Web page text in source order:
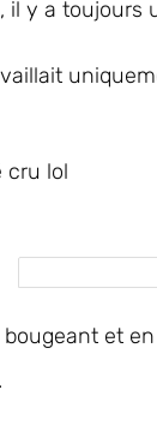
il y a toujours
cru lol
et en